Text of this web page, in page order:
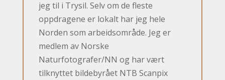
jeg til i Trysil. Selv om de fleste
oppdragene er lokalt har jeg hele
Norden som arbeidsområde. Jeg er
medlem av Norske
Naturfotografer/NN og har vært
tilknyttet bildebyrået NTB Scanpix